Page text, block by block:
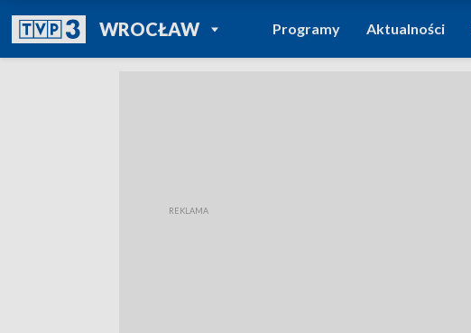
WROCŁAWPOWRÓT DO
TVP REGIONY
Programy Aktualności